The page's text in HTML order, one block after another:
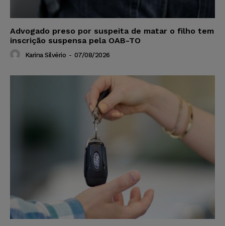
Advogado preso por suspeita de matar o filho tem
inscrição suspensa pela OAB-TO
Karina Silvério - 07/08/2026